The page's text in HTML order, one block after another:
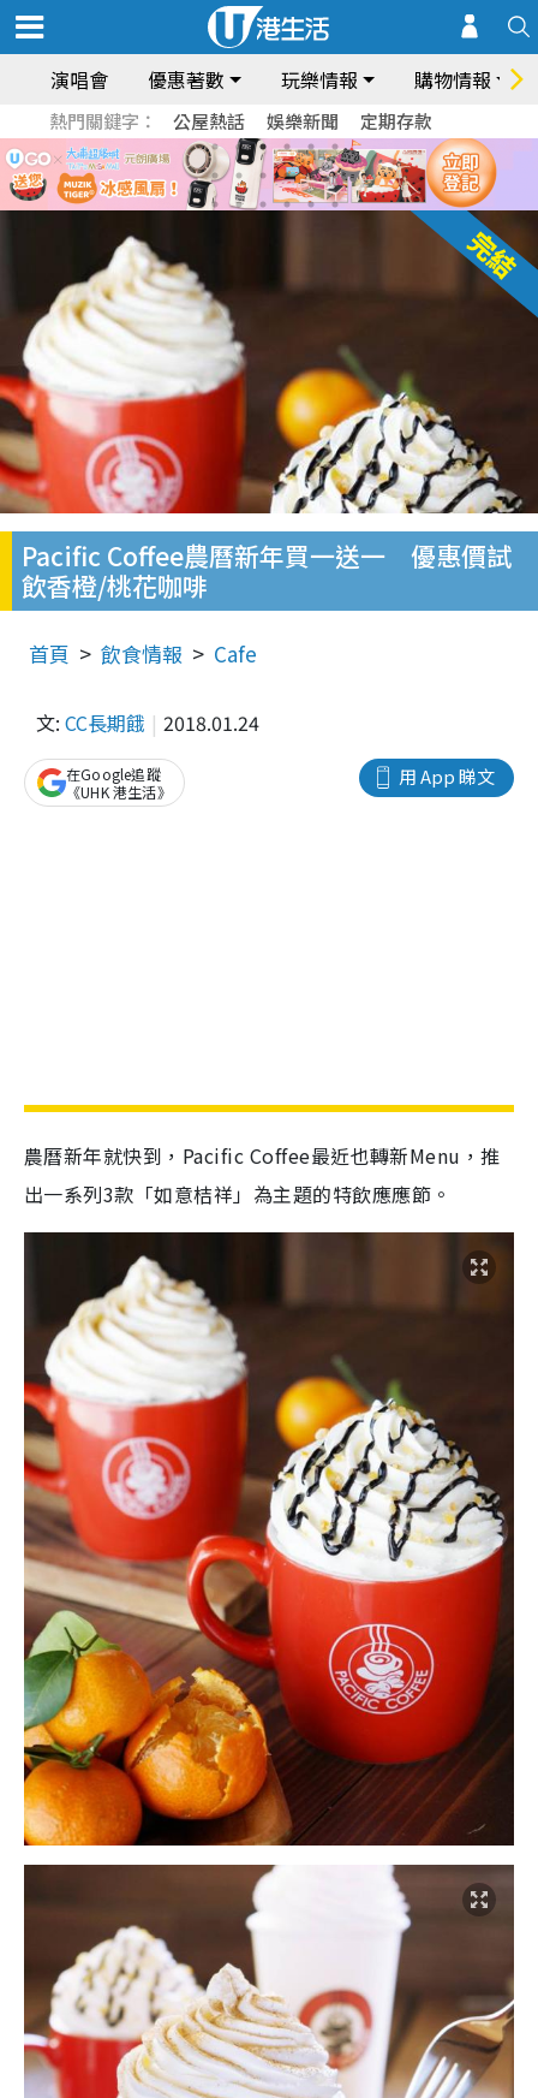
演唱會 優惠著數 玩樂情報 購物情報
熱門關鍵字： 公屋熱話 娛樂新聞 定期存款
Pacific Coffee農曆新年買一送一 優惠價試
飲香橙/桃花咖啡
首頁 飲食情報 Cafe
文: CC長期餓 2018.01.24
用 App 睇文
在Google追蹤
《UHK 港生活》
農曆新年就快到，Pacific Coffee最近也轉新Menu，推
出一系列3款「如意桔祥」為主題的特飲應應節。